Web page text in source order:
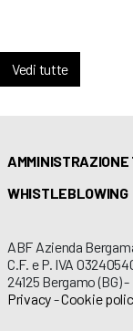
Vedi tutte
WHISTLEBLOWING
ABF Azienda
C.F. e P. IVA
24125 Bergamo (BG)
Privacy-Cookie